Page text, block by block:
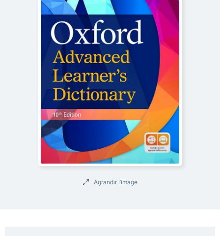
Agrandir l’image